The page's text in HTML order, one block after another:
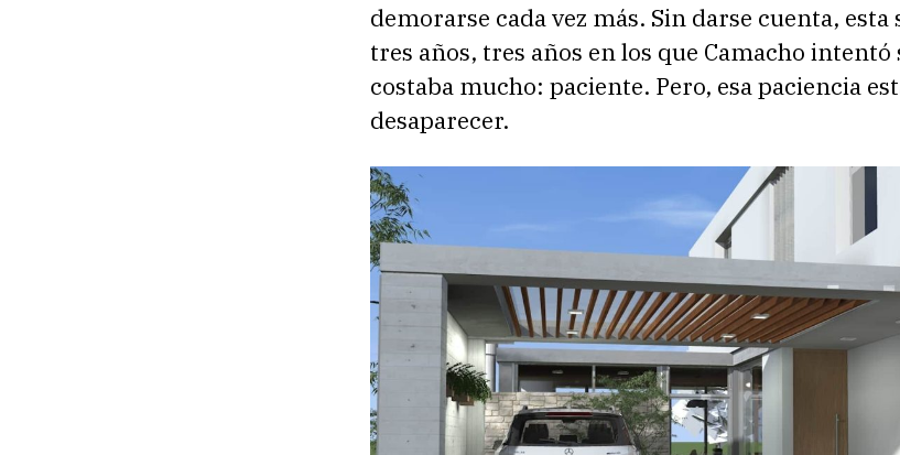
demorarse cada vez más. Sin darse cuenta,
tres años, tres años en los que Camacho intentó
costaba mucho: paciente. Pero, esa paciencia
desaparecer.